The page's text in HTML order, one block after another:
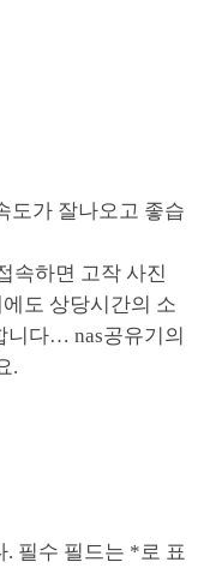
도가 잘나오고 좋습
속하면 고작 사진
도 상당시간의 소
니다… nas공유기의
.
. 필수 필드는 * 로 표